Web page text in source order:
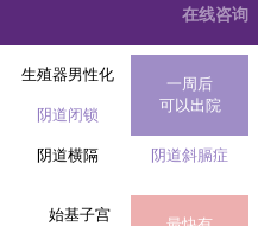
在线咨询
生殖器男性化
一周后
可以出院
阴道闭锁
阴道横隔 阴道斜膈症
始基子宫